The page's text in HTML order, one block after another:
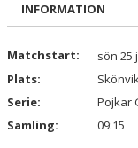
MATCHER
TRUPPEN
BILDGALLERI
DOKUMENT
INFORMATION
Matchstart:
sön 25
Plats:
Serie:
Pojkar
Samling:
09:15